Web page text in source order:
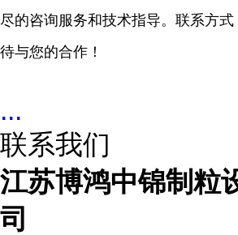
尽的咨询服务和技术指导。联系方式
待与您的合作！
...
联系我们
江苏博鸿中锦制粒
司